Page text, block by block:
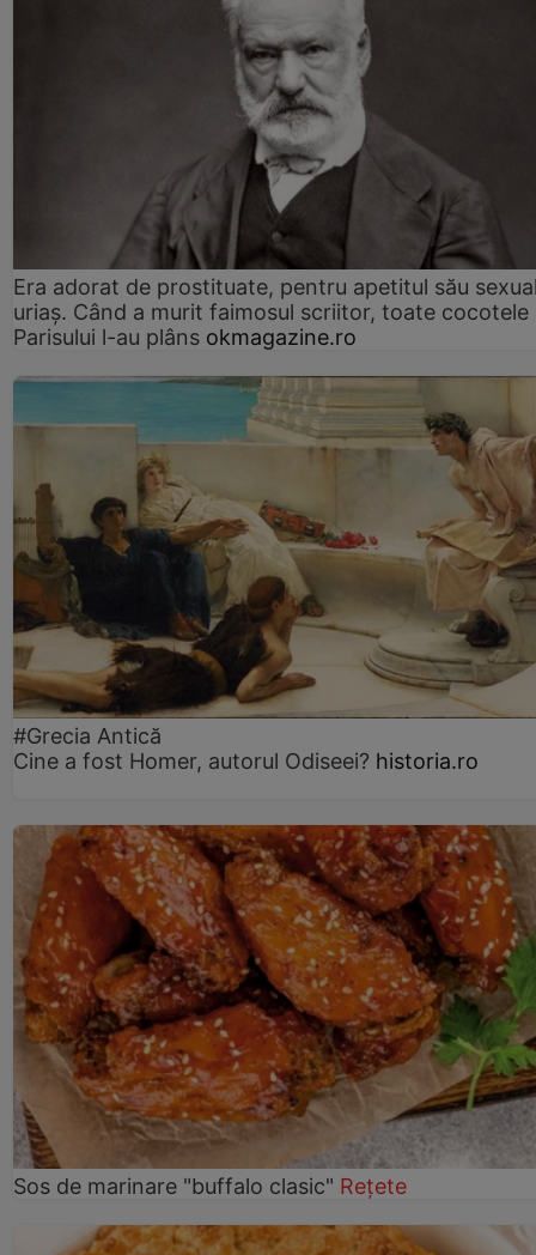
Era adorat de prostituate, pentru apetitul său
uriaș. Când a murit faimosul scriitor, toate cocotele
Parisului l-au plâns okmagazine.ro
#Grecia Antică
Cine a fost Homer, autorul Odiseei? historia.ro
Sos de marinare "buffalo clasic" Rețete